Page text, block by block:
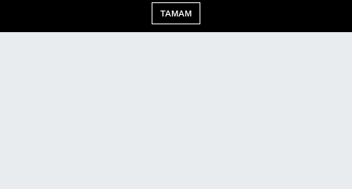
Puan Durumu ve Fikstür
TAMAM